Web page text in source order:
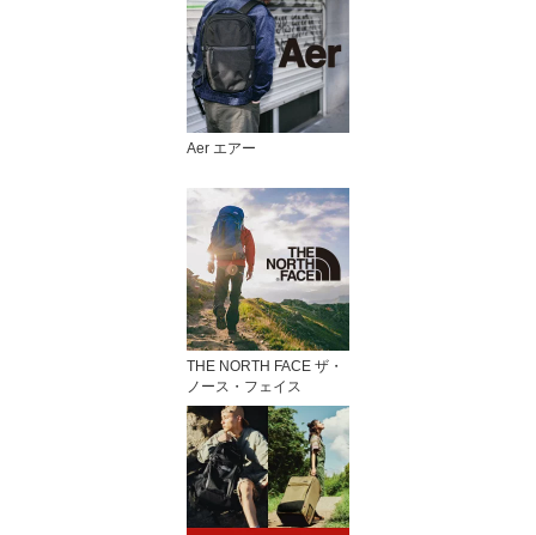
Aer エアー
THE NORTH FACE ザ・
ノース・フェイス